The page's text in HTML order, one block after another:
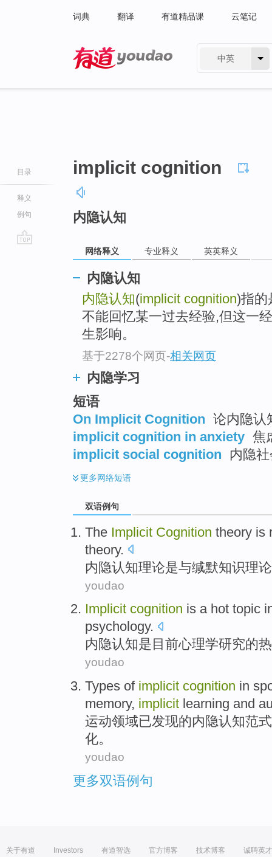
词典 翻译 有道精品课 云笔记
中英
目录
释义
例句
implicit cognition
内隐认知
网络释义 专业释义 英英释义
内隐认知
内隐认知(implicit cognition)指的
不能回忆某一过去经验,但这一
生影响。
基于2278个网页-相关网页
内隐学习
短语
On Implicit Cognition 论内隐认
implicit cognition in anxiety 焦
implicit social cognition
内隐
更多网络短语
双语例句
The Implicit Cognition theory is
theory.
内隐认知理论是与缄默知识理
youdao
Implicit cognition is a hot topic
psychology.
内隐认知是 目前心理学研究的
youdao
Types of implicit cognition in
memory, implicit learning and
运动领域已发现的内隐认知范
化。
youdao
更多双语例句
关于有道 Investors 有道智选 官方博客 技术博客 诚聘英才